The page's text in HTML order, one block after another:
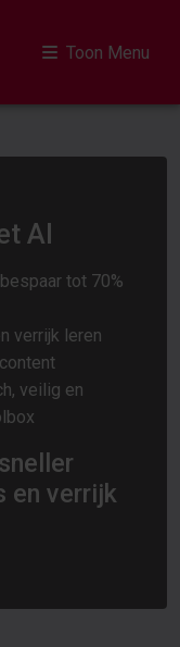
Toon Menu
AI
tot 70%
verrijk leren
veilig en
en verrijk